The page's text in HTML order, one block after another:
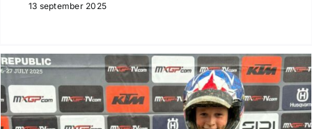
13 september 2025